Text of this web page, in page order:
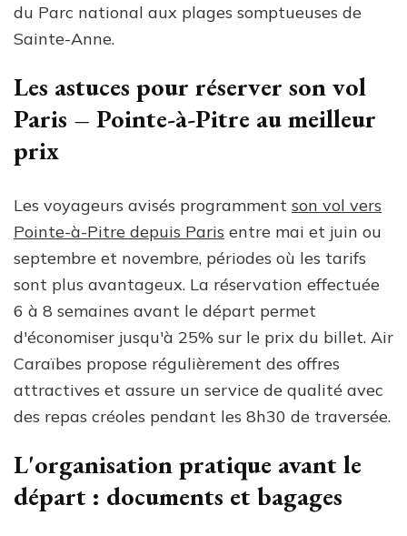
du Parc national aux plages somptueuses de
Sainte-Anne.
Les astuces pour réserver son vol
Paris – Pointe-à-Pitre au meilleur
prix
Les voyageurs avisés programment son vol vers
Pointe-à-Pitre depuis Paris entre mai et juin ou
septembre et novembre, périodes où les tarifs
sont plus avantageux. La réservation effectuée
6 à 8 semaines avant le départ permet
d'économiser jusqu'à 25% sur le prix du billet. Air
Caraïbes propose régulièrement des offres
attractives et assure un service de qualité avec
des repas créoles pendant les 8h30 de traversée.
L'organisation pratique avant le
départ : documents et bagages